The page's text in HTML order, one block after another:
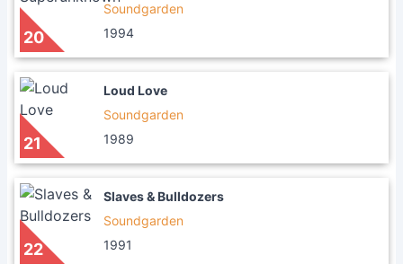
20
Soundgarden
1994
21
Loud Love
Soundgarden
1989
22
Slaves & Bulldozers
Soundgarden
1991